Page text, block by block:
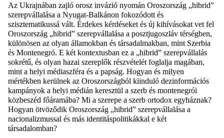
Az Ukrajnában zajló orosz invázió nyomán Oroszország „hibrid”
szerepvállalása a Nyugat-Balkánon fokozódott és
szisztematikussá vált. Érdekes kérdéseket és új kihívásokat vet fel
Oroszország „hibrid” szerepvállalása a posztjugoszláv térségben,
különösen az olyan államokban és társadalmakban, mint Szerbia
és Montenegró. E két kontextusban ez a „hibrid” szerepvállalás
sokrétű, és olyan hazai szereplők részvételét foglalja magában,
mint a helyi médiaszféra és a papság. Hogyan és milyen
mértékben kerülnek az Oroszországból kiinduló dezinformációs
kampányok a helyi médián keresztül a szerb és montenegrói
közbeszéd főáramába? Mi a szerepe a szerb ortodox egyháznak?
Hogyan ötvöződik Oroszország „hibrid” szerepvállalása a
nacionalizmussal és más identitáspolitikákkal e két
társadalomban?